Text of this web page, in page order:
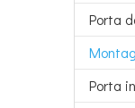
Porta
Porta